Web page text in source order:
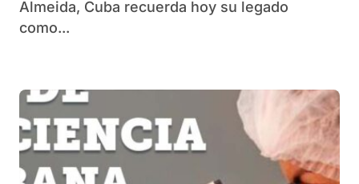
Almeida, Cuba recuerda hoy su legado
como...